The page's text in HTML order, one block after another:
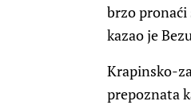
brzo pronaći
kazao je
Krapinsko-
prepoznata